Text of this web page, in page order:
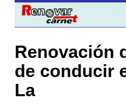
Renovación
de conducir
La